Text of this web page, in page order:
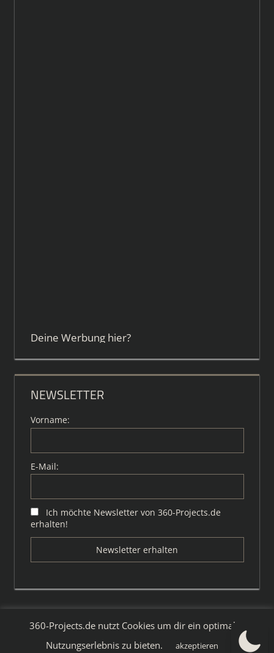
Deine Werbung hier?
NEWSLETTER
Vorname:
E-Mail:
Ich möchte Newsletter von 360-Projects.de
erhalten!
WordPress-Theme: Tortuga von ThemeZee.
360-Projects.de nutzt Cookies um dir ein optimales
Nutzungserlebnis zu bieten.
akzeptieren